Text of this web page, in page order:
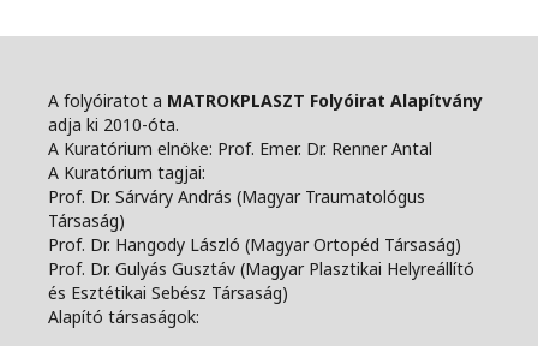
A folyóiratot a MATROKPLASZT Folyóirat Alapítvány
adja ki 2010-óta.
A Kuratórium elnöke: Prof. Emer. Dr. Renner Antal
A Kuratórium tagjai:
Prof. Dr. Sárváry András (Magyar Traumatológus
Társaság)
Prof. Dr. Hangody László (Magyar Ortopéd Társaság)
Prof. Dr. Gulyás Gusztáv (Magyar Plasztikai Helyreállító
és Esztétikai Sebész Társaság)
Alapító társaságok: